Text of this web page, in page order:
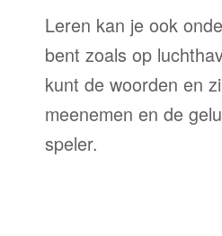
Leren kan je ook
bent zoals op
kunt de woorden en
meenemen en de
speler.